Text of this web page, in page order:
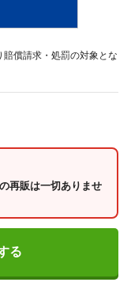
償請求・処罰の対象とな
再販は一切ありませ
る